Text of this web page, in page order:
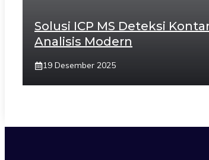
Solusi ICP MS Deteksi
Analisis Modern
19 Desember 2025